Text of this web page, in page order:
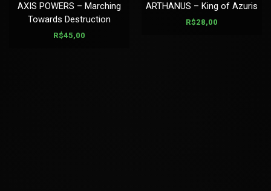
AXIS POWERS – Marching
Towards Destruction
R$45,00
ARTHANUS – King of Azuris
R$28,00